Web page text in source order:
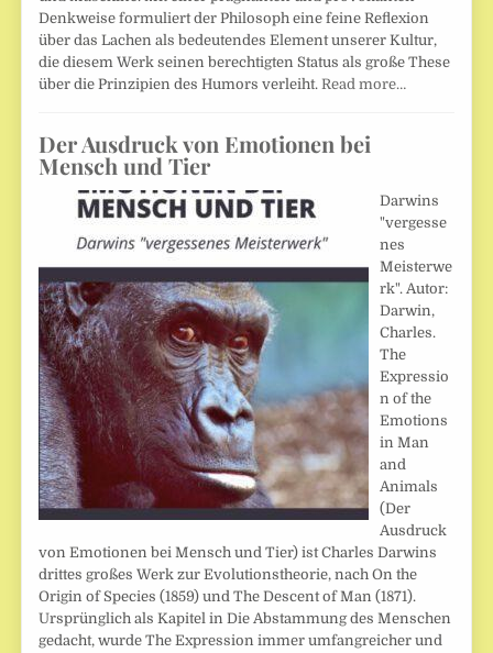
Denkweise formuliert der Philosoph eine feine Reflexion
über das Lachen als bedeutendes Element unserer Kultur,
die diesem Werk seinen berechtigten Status als große These
über die Prinzipien des Humors verleiht.Read more…
Der Ausdruck von Emotionen bei
Mensch und Tier
Darwins
"vergesse
nes
Meisterwe
rk". Autor:
Darwin,
Charles.
The
Expressio
n of the
Emotions
in Man
and
Animals
(Der
Ausdruck
von Emotionen bei Mensch und Tier) ist Charles Darwins
drittes großes Werk zur Evolutionstheorie, nach On the
Origin of Species (1859) und The Descent of Man (1871).
Ursprünglich als Kapitel in Die Abstammung des Menschen
gedacht, wurde The Expression immer umfangreicher und